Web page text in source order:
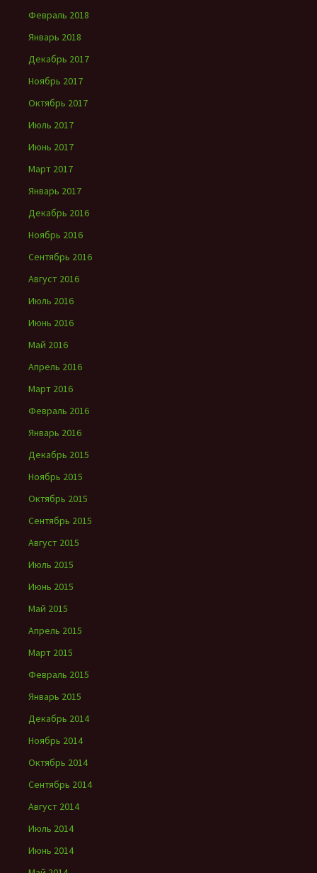
Февраль 2018
Январь 2018
Декабрь 2017
Ноябрь 2017
Октябрь 2017
Июль 2017
Июнь 2017
Март 2017
Январь 2017
Декабрь 2016
Ноябрь 2016
Сентябрь 2016
Август 2016
Июль 2016
Июнь 2016
Май 2016
Апрель 2016
Март 2016
Февраль 2016
Январь 2016
Декабрь 2015
Ноябрь 2015
Октябрь 2015
Сентябрь 2015
Август 2015
Июль 2015
Июнь 2015
Май 2015
Апрель 2015
Март 2015
Февраль 2015
Январь 2015
Декабрь 2014
Ноябрь 2014
Октябрь 2014
Сентябрь 2014
Август 2014
Июль 2014
Июнь 2014